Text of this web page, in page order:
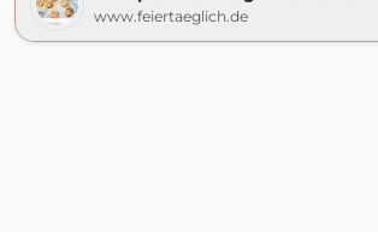
www.feiertaeglich.de